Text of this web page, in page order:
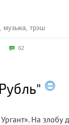
музыка трэш
62
На злобу